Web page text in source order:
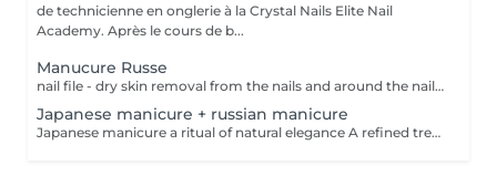
de technicienne en onglerie à la Crystal Nails Elite Nail
Academy. Après le cours de b...
Manucure Russe
nail file - dry skin removal from the nails and around the nail with special bits and scissor - nail and skin moisturising I make Russian manicure, which is the most sophisticated technique. I remove the dead, dry skin from the nails and around the nails with special manicure bits and scissors. The result is a perfect nail and skin surface. You will feel as if somebody exchanged your hands.
Japanese manicure + russian manicure
Japanese manicure a ritual of natural elegance A refined treatment for those who cannot wear or choose not to wear gel polish or artificial nails and prefer a clean, natural, short style. Nails become beautifully cared for, smooth and naturally shiny without polish. This treatment uses a natural paste enriched with beeswax, keratin, vitamins and minerals. Premium care for your hands, which also includes a russian manicure for perfectly prepared cuticles. Ideal for weak, tired or brittle nails.